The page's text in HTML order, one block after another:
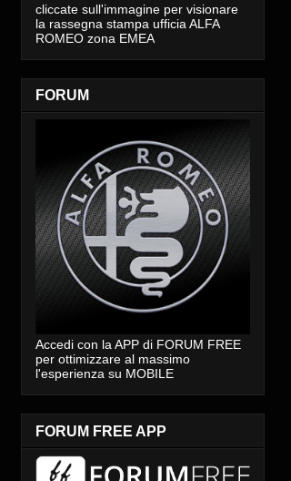
cliccate sull'immagine per visionare
la rassegna stampa ufficia ALFA
ROMEO zona EMEA
FORUM
Accedi con la APP di FORUM FREE
per ottimizzare al massimo
l'esperienza su MOBILE
FORUM FREE APP